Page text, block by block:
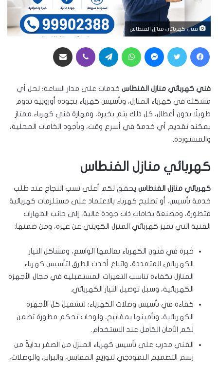
فني كهربائي منازل الفنطاس
فني كهربائي منازل الفنطاس خدمات على مدار الساعة؛ لحل أي
مشكلة في كهرباء المنازل، وتأسيس كهرباء بجودة أوروبية تدوم
طويلًا بدون أعطال، كل ذلك يتم بخبرة، ومهارة فني كهرباء ممتاز
يمكنه تقديم أي خدمة في أسرع وقت، وبأجود الخامات المحلية،
والمستوردة.
كهربائي منازل الفنطاس
كهربائي منازل الفنطاس يحقق لكم أعلى نسب النجاح عند طلب
خدمة تأسيس، أو تصليح كهرباء بالاعتماد على مستلزمات كهربائية
متطورة، ومصنعة بخامات ذات جودة عالية، إلى جانب المهارات
الفنية التي تميز كهربائي المنزل الكويتي عن غيره، ومن ضمنها:
خبرة في فنون الكهرباء بعالمها الواسع، ومشاكل التيار
الكهربائي المتعددة، واتباع أحدث الطرق لتأسيس كهرباء
المنازل بكفاءة تناسب التغيرات المستقبلية في مجال الأجهزة
الكهربائية، وسبل توصيل التيار الكهربائي.
كفاءة في تأسيس وصلات الكهرباء؛ لتشغيل كل الأجهزة
الكهربائية، وتأمينها بمفاتيح، ولوحات تحكم مطورة تضمن
لكم الأمان الكامل عند الاستخدام.
الفني مدرب على تأسيس كهرباء المنزل من الصفر بدايةً من
رسم التصميم النموذجي لتوزيع المقابس، والبرايز، والوصلات،